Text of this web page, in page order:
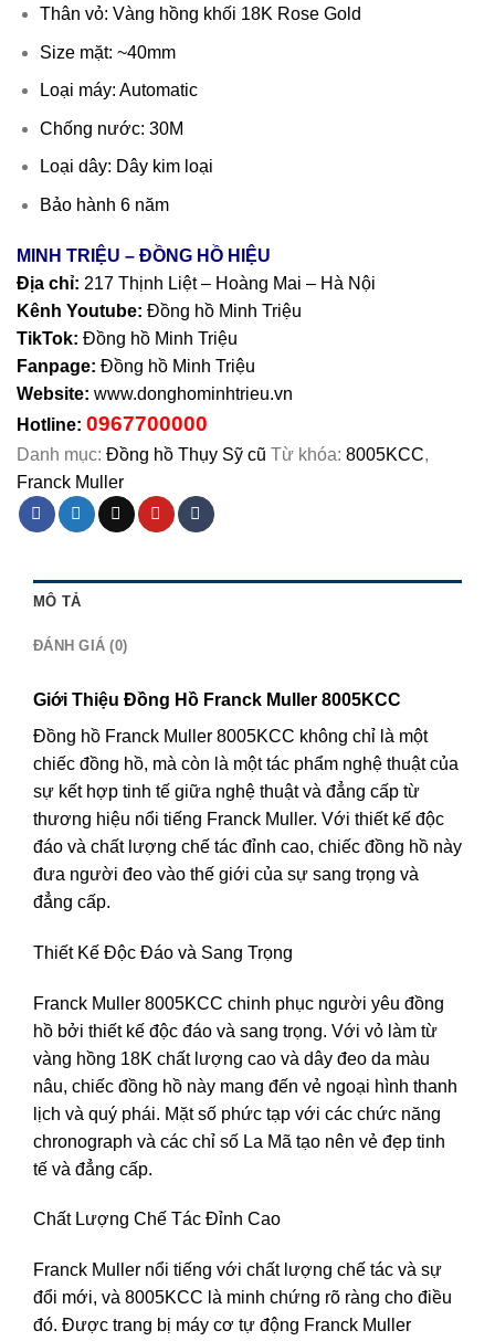
Thân vỏ: Vàng hồng khối 18K Rose Gold
Size mặt: ~40mm
Loại máy: Automatic
Chống nước: 30M
Loại dây: Dây kim loại
Bảo hành 6 năm
MINH TRIỆU – ĐỒNG HỒ HIỆU
Địa chỉ: 217 Thịnh Liệt – Hoàng Mai – Hà Nội
Kênh Youtube: Đồng hồ Minh Triệu
TikTok: Đồng hồ Minh Triệu
Fanpage: Đồng hồ Minh Triệu
Website: www.donghominhtrieu.vn
Hotline: 0967700000
Danh mục: Đồng hồ Thụy Sỹ cũ Từ khóa: 8005KCC,
Franck Muller
MÔ TẢ
ĐÁNH GIÁ (0)
Giới Thiệu Đồng Hồ Franck Muller 8005KCC
Đồng hồ Franck Muller 8005KCC không chỉ là một
chiếc đồng hồ, mà còn là một tác phẩm nghệ thuật của
sự kết hợp tinh tế giữa nghệ thuật và đẳng cấp từ
thương hiệu nổi tiếng Franck Muller. Với thiết kế độc
đáo và chất lượng chế tác đỉnh cao, chiếc đồng hồ này
đưa người đeo vào thế giới của sự sang trọng và
đẳng cấp.
Thiết Kế Độc Đáo và Sang Trọng
Franck Muller 8005KCC chinh phục người yêu đồng
hồ bởi thiết kế độc đáo và sang trọng. Với vỏ làm từ
vàng hồng 18K chất lượng cao và dây đeo da màu
nâu, chiếc đồng hồ này mang đến vẻ ngoại hình thanh
lịch và quý phái. Mặt số phức tạp với các chức năng
chronograph và các chỉ số La Mã tạo nên vẻ đẹp tinh
tế và đẳng cấp.
Chất Lượng Chế Tác Đỉnh Cao
Franck Muller nổi tiếng với chất lượng chế tác và sự
đổi mới, và 8005KCC là minh chứng rõ ràng cho điều
đó. Được trang bị máy cơ tự động Franck Muller